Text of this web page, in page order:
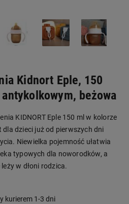
Kidnort Eple, 150
beżowa
KIDNORT Eple 150 ml w kolorze
dzieci już od pierwszych dni
Niewielka pojemność ułatwia
typowych dla noworodków, a
w dłoni rodzica.
kurierem 1-3 dni